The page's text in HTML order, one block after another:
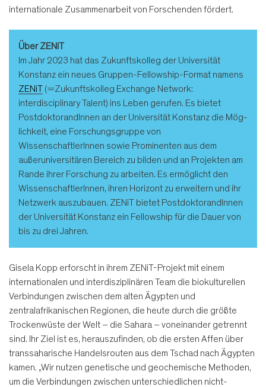
internationale Zusammenarbeit von Forschenden fördert.
Über ZENiT
Im Jahr 2023 hat das Zukunftskolleg der Universität
Konstanz ein neues Gruppen-Fellowship-Format namens
ZENiT (=Zukunftskolleg Exchange Network:
interdisciplinary Talent) ins Leben gerufen. Es bietet
PostdoktorandInnen an der Universität Konstanz die Mög­
lichkeit, eine Forschungsgruppe von
WissenschaftlerInnen sowie Prominenten aus dem
außeruniversitären Bereich zu bilden und an Projekten am
Rande ihrer Forschung zu arbeiten. Es ermöglicht den
WissenschaftlerInnen, ihren Horizont zu erweitern und ihr
Netzwerk auszubauen. ZENiT bietet PostdoktorandInnen
der Universität Kons­tanz ein Fellowship für die Dauer von
bis zu drei Jahren.
Gisela Kopp erforscht in ihrem ZENiT-Projekt mit einem
internationalen und interdisziplinären Team die biokulturellen
Verbindungen zwischen dem alten Ägypten und
zentralafrikanischen Regionen, die heute durch die größte
Trockenwüste der Welt – die Sahara – voneinander getrennt
sind. Ihr Ziel ist es, herauszufinden, ob die ersten Affen über
transsaharische Handelsrouten aus dem Tschad nach Ägypten
kamen. „Wir nutzen genetische und geochemische Methoden,
um die Verbindungen zwischen unterschiedlichen nicht-